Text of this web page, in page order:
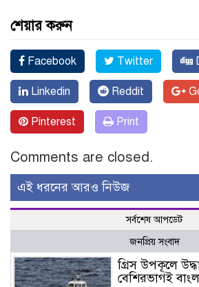
শেয়ার করুন
Facebook Twitter
Linkedin Reddit
Pinterest Print
Comments are closed.
এই ধরনের আরও নিউজ
সর্বশেষ আপডেট
জনপ্রিয় সংবাদ
গ্রিস উপকূলে
বেশিরভাগই